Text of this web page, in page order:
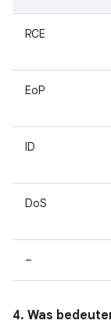
RCE
EoP
ID
DoS
–
4. Was